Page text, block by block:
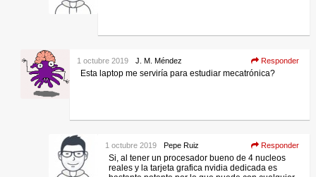
J. M. Méndez
1 octubre 2019 Responder
Esta laptop me serviría para estudiar mecatrónica?
Pepe Ruiz
1 octubre 2019 Responder
Si, al tener un procesador bueno de 4 nucleos
reales y la tarjeta grafica nvidia dedicada es